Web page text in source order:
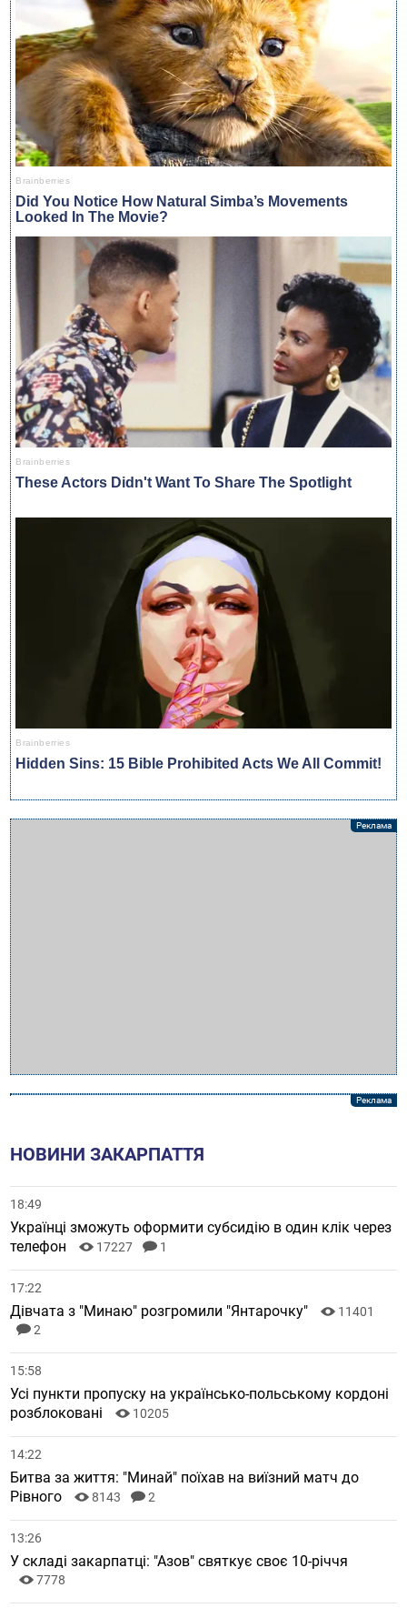
НОВИНИ ЗАКАРПАТТЯ
18:49
Українці зможуть оформити субсидію в один клік через
телефон
17227 1
17:22
Дівчата з "Минаю" розгромили "Янтарочку"
11401
2
15:58
Усі пункти пропуску на українсько-польському кордоні
розблоковані
10205
14:22
Битва за життя: "Минай" поїхав на виїзний матч до
Рівного
8143 2
13:26
У складі закарпатці: "Азов" святкує своє 10-річчя
7778